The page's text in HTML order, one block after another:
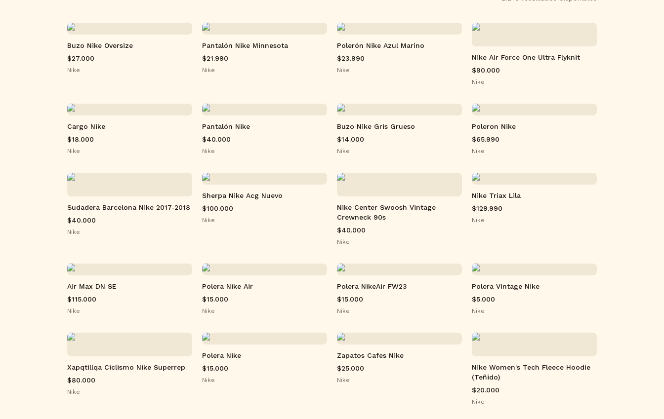
Buzo Nike Oversize
$27.000
Nike
Pantalón Nike Minnesota
$21.990
Nike
Polerón Nike Azul Marino
$23.990
Nike
Nike Air Force One Ultra Flyknit
$90.000
Nike
Cargo Nike
$18.000
Nike
Pantalón Nike
$40.000
Nike
Buzo Nike Gris Grueso
$14.000
Nike
Poleron Nike
$65.990
Nike
Sudadera Barcelona Nike 2017-2018
$40.000
Nike
Sherpa Nike Acg Nuevo
$100.000
Nike
Nike Center Swoosh Vintage
Crewneck 90s
$40.000
Nike
Nike Triax Lila
$129.990
Nike
Air Max DN SE
$115.000
Nike
Polera Nike Air
$15.000
Nike
Polera NikeAir FW23
$15.000
Nike
Polera Vintage Nike
$5.000
Nike
Xapqtillqa Ciclismo Nike Superrep
$80.000
Nike
Polera Nike
$15.000
Nike
Zapatos Cafes Nike
$25.000
Nike
Nike Women's Tech Fleece Hoodie
(Teñido)
$20.000
Nike